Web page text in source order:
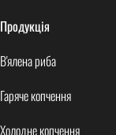
Продукція
В'ялена риба
Гаряче копчення
Холодне копчення